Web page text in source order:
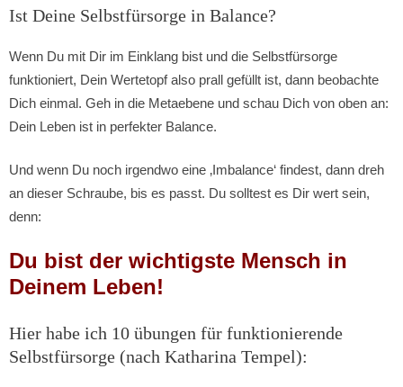
Ist Deine Selbstfürsorge in Balance?
Wenn Du mit Dir im Einklang bist und die Selbstfürsorge
funktioniert, Dein Wertetopf also prall gefüllt ist, dann beobachte
Dich einmal. Geh in die Metaebene und schau Dich von oben an:
Dein Leben ist in perfekter Balance.
Und wenn Du noch irgendwo eine ‚Imbalance‘ findest, dann dreh
an dieser Schraube, bis es passt. Du solltest es Dir wert sein,
denn:
Du bist der wichtigste Mensch in
Deinem Leben!
Hier habe ich 10 übungen für funktionierende
Selbstfürsorge (nach Katharina Tempel):